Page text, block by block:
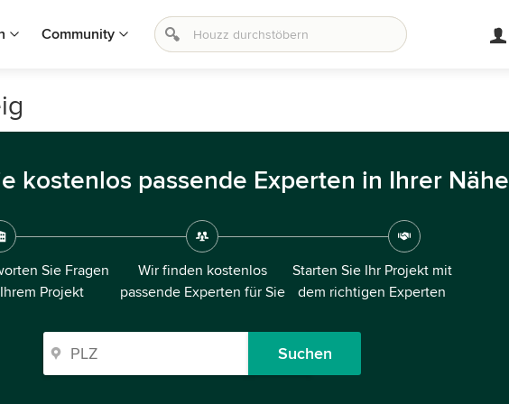
Community
kostenlos passende Experten in Ihrer Nähe
Sie Fragen
Projekt
Wir finden kostenlos
passende Experten für Sie
Starten Sie Ihr Projekt mit
dem richtigen Experten
Suchen